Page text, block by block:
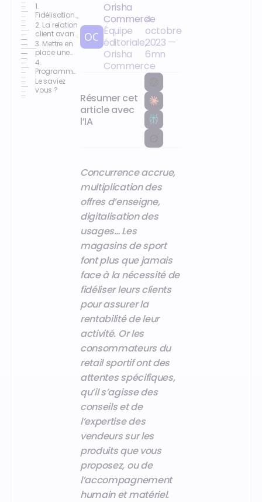
1.
Fidélisation
client : quels
enjeux dans
le retail
sportif ?
2. La relation
client avant
tout
3. Mettre en
place une
offre de
services
spécifiques
4.
Programme
de fidélité :
s’équiper
Le saviez
vous ?
Orisha
Commerce
Équipe
éditoriale,
Orisha
Commerce
4
octobre
2023 —
6mn
Résumer cet
article avec
l’IA
Concurrence accrue,
multiplication des
offres d’enseigne,
digitalisation des
usages… Les
magasins de sport
font plus que jamais
face à la nécessité de
fidéliser leurs clients
pour assurer la
rentabilité de leur
activité. Or les
consommateurs du
retail sportif ont des
attentes spécifiques,
qu’il s’agisse des
conseils et de
l’expertise des
vendeurs sur les
produits que vous
proposez, ou de
l’accompagnement
humain et matériel.